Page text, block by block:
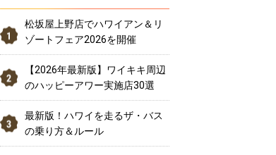
松坂屋上野店でハワイアン＆リ
ゾートフェア2026を開催
【2026年最新版】ワイキキ周辺
のハッピーアワー実施店30選
最新版！ハワイを走るザ・バス
の乗り方＆ルール